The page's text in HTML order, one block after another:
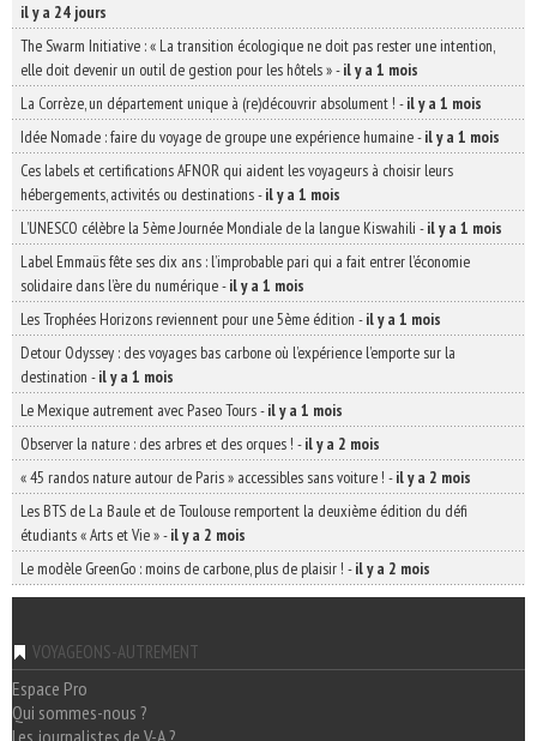
il y a 24 jours
The Swarm Initiative : « La transition écologique ne doit pas rester une intention,
elle doit devenir un outil de gestion pour les hôtels »-il y a 1 mois
La Corrèze, un département unique à (re)découvrir absolument ! -il y a 1 mois
Idée Nomade : faire du voyage de groupe une expérience humaine-il y a 1 mois
Ces labels et certifications AFNOR qui aident les voyageurs à choisir leurs
hébergements, activités ou destinations-il y a 1 mois
L’UNESCO célèbre la 5ème Journée Mondiale de la langue Kiswahili -il y a 1 mois
Label Emmaüs fête ses dix ans : l’improbable pari qui a fait entrer l’économie
solidaire dans l’ère du numérique-il y a 1 mois
Les Trophées Horizons reviennent pour une 5ème édition -il y a 1 mois
Detour Odyssey : des voyages bas carbone où l’expérience l’emporte sur la
destination -il y a 1 mois
Le Mexique autrement avec Paseo Tours-il y a 1 mois
Observer la nature : des arbres et des orques ! -il y a 2 mois
« 45 randos nature autour de Paris » accessibles sans voiture ! -il y a 2 mois
Les BTS de La Baule et de Toulouse remportent la deuxième édition du défi
étudiants « Arts et Vie »-il y a 2 mois
Le modèle GreenGo : moins de carbone, plus de plaisir ! -il y a 2 mois
VOYAGEONS-AUTREMENT
Espace Pro
Qui sommes-nous ?
Les journalistes de V-A ?